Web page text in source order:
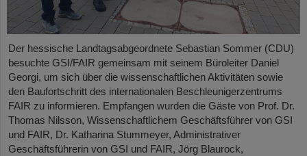
Der hessische Landtagsabgeordnete Sebastian Sommer (CDU)
besuchte GSI/FAIR gemeinsam mit seinem Büroleiter Daniel
Georgi, um sich über die wissenschaftlichen Aktivitäten sowie
den Baufortschritt des internationalen Beschleunigerzentrums
FAIR zu informieren. Empfangen wurden die Gäste von Prof. Dr.
Thomas Nilsson, Wissenschaftlichem Geschäftsführer von GSI
und FAIR, Dr. Katharina Stummeyer, Administrativer
Geschäftsführerin von GSI und FAIR, Jörg Blaurock,